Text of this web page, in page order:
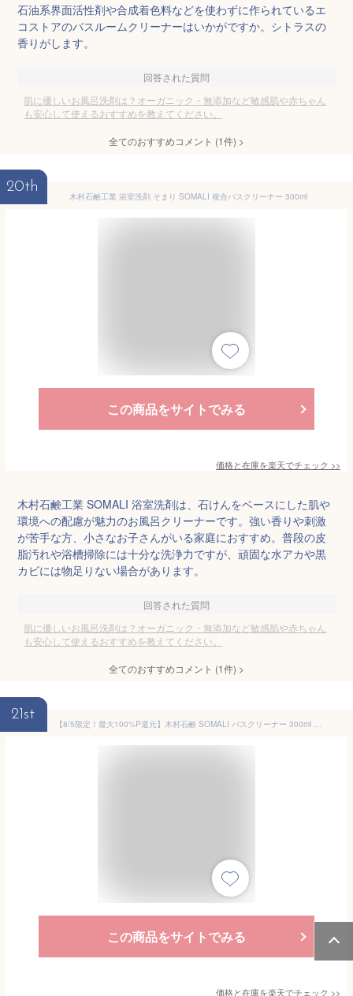
石油系界面活性剤や合成着色料などを使わずに作られているエ
コストアのバスルームクリーナーはいかがですか。シトラスの
香りがします。
回答された質問
肌に優しいお風呂洗剤は？オーガニック・無添加など敏感肌や赤ちゃん
も安心して使えるおすすめを教えてください。
全てのおすすめコメント (1件) >
20th
木村石鹸工業 浴室洗剤 そまり SOMALI 複合バスクリーナー 300ml
この商品をサイトでみる
価格と在庫を楽天でチェック >>
木村石鹸工業 SOMALI 浴室洗剤は、石けんをベースにした肌や
環境への配慮が魅力のお風呂クリーナーです。強い香りや刺激
が苦手な方、小さなお子さんがいる家庭におすすめ。普段の皮
脂汚れや浴槽掃除には十分な洗浄力ですが、頑固な水アカや黒
カビには物足りない場合があります。
回答された質問
肌に優しいお風呂洗剤は？オーガニック・無添加など敏感肌や赤ちゃん
も安心して使えるおすすめを教えてください。
全てのおすすめコメント (1件) >
21st
【8/5限定！最大100%P還元】木村石鹸 SOMALI バスクリーナー 300ml | 敏感肌 風呂掃除 洗剤 浴槽 風呂床 お風呂用洗剤 オレンジ 液体 スプレー 泡 植物由来成分 天然成分 エコ ナチュラル 低刺激 ギフト 汚れ ミネラル 浴槽洗剤 おしゃれ カンブリア宮殿
この商品をサイトでみる
価格と在庫を楽天でチェック >>